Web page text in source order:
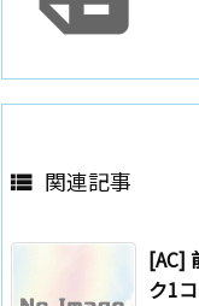
 関連記事
[AC]
ク1